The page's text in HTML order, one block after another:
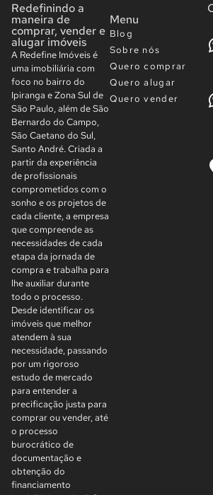
Redefinindo a
maneira de
comprar, vender e
alugar imóveis
A Redefine Imóveis é
uma imobiliária com
foco no bairro do
Ipiranga e Zona Sul de
São Paulo, além de São
Bernardo do Campo,
São Caetano do Sul,
Santo André. Criada a
partir da experiência
de profissionais
comprometidos com o
sonho e os projetos de
cada cliente, a empresa
que compreende as
necessidades de cada
etapa da jornada de
compra e trabalha para
lhe auxiliar durante
todo o processo.
Desde identificar os
imóveis que melhor
atendem à sua
necessidade, passando
por um rigoroso
estudo de mercado
para entender a
precificação justa para
comprar ou vender, até
o processo
burocrático de
documentação e
obtenção do
financiamento
Menu
Blog
Sobre nós
Quero comprar
Quero alugar
Quero vender